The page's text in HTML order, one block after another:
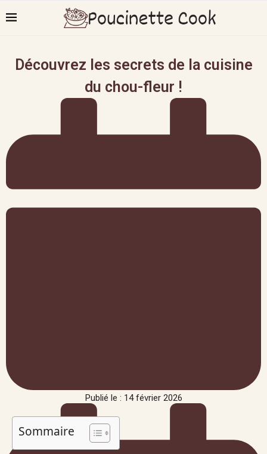
Découvrez les secrets de la cuisine
du chou-fleur !
Publié le : 14 février 2026
Sommaire